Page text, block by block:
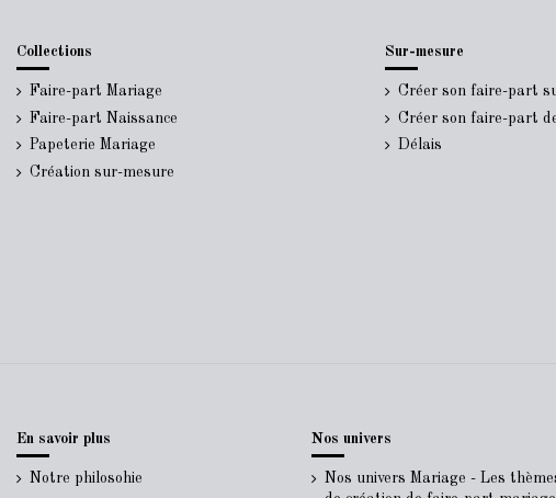
Collections
Faire-part Mariage
Faire-part Naissance
Papeterie Mariage
Création sur-mesure
Sur-mesure
Créer son faire-part
Créer son faire-part
Délais
En savoir plus
Notre philosohie
Nos univers
Nos univers Mariage - Les